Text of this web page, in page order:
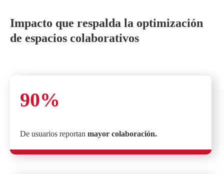
Impacto que respalda la optimización
de espacios colaborativos
90%
De usuarios reportan mayor colaboración.